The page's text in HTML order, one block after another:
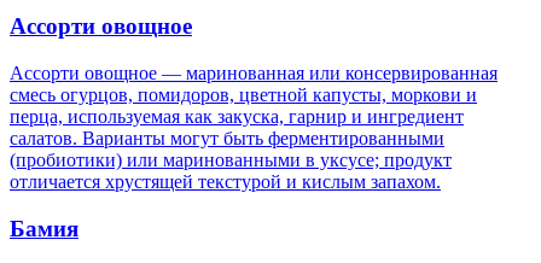
Ассорти овощное
Ассорти овощное — маринованная или консервированная
смесь огурцов, помидоров, цветной капусты, моркови и
перца, используемая как закуска, гарнир и ингредиент
салатов. Варианты могут быть ферментированными
(пробиотики) или маринованными в уксусе; продукт
отличается хрустящей текстурой и кислым запахом.
Бамия